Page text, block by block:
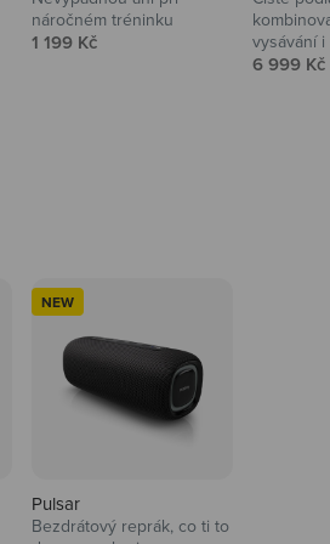
náročném tréninku
Prodejní cena
1 199 Kč
vysávání
Prodejní
6 999 Kč
NEW
Pulsar
Bezdrátový reprák, co ti to